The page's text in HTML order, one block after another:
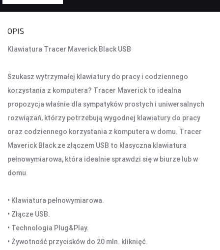
GAMEPADY
AKCESORIA DO NOTEBOOKA
STACJE CHŁODZĄCE
ZASILACZE
KAMERY PC
AKCESORIA DO KAMER
KAMERY DO MONITORINGU
KAMERY SPORTOWE OUTDOOROWE
APARATY
OPIS
Klawiatura Tracer Maverick Black USB
Szukasz wytrzymałej klawiatury do pracy i codziennego
korzystania z komputera? Tracer Maverick to idealna
propozycja właśnie dla sympatyków prostych i uniwersalnych
rozwiązań, którzy potrzebują wygodnej klawiatury do pracy
oraz codziennego korzystania z komputera w domu. Tracer
Maverick Black ze złączem USB to klasyczna klawiatura
pełnowymiarowa, która idealnie sprawdzi się w biurze lub w
domu.
• Klawiatura pełnowymiarowa.
• Złącze USB.
• Technologia Plug&Play.
• Żywotność przycisków do 20 mln. kliknięć.